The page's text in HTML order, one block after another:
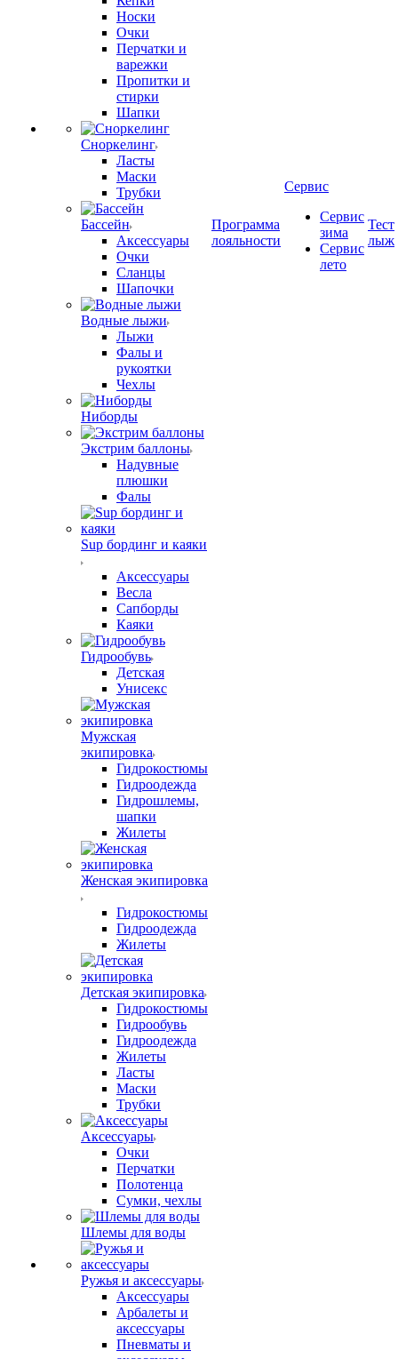
Носки
Очки
Перчатки и
варежки
Пропитки и
стирки
Шапки
Сноркелинг
Ласты
Маски
Трубки
Бассейн
Аксессуары
Очки
Сланцы
Шапочки
Водные лыжи
Лыжи
Фалы и
рукоятки
Чехлы
Ниборды
Экстрим баллоны
Надувные
плюшки
Фалы
Sup бординг и каяки
Аксессуары
Весла
Сапборды
Каяки
Гидрообувь
Детская
Унисекс
Мужская
экипировка
Гидрокостюмы
Гидроодежда
Гидрошлемы,
шапки
Жилеты
Женская экипировка
Гидрокостюмы
Гидроодежда
Жилеты
Детская экипировка
Гидрокостюмы
Гидрообувь
Гидроодежда
Жилеты
Ласты
Маски
Трубки
Аксессуары
Очки
Перчатки
Полотенца
Сумки, чехлы
Шлемы для воды
Ружья и аксессуары
Аксессуары
Арбалеты и
аксессуары
Пневматы и
Программа
лояльности
Сервис
Сервис
зима
Сервис
лето
Тест
лыж